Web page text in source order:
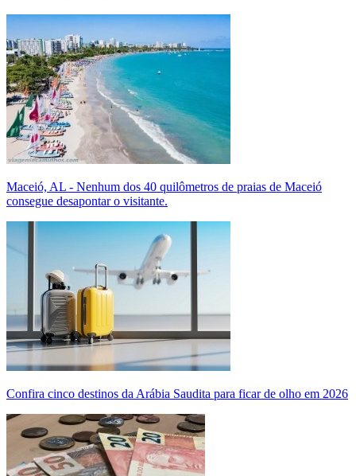
Maceió, AL - Nenhum dos 40 quilômetros de praias de Maceió
consegue desapontar o visitante.
Confira cinco destinos da Arábia Saudita para ficar de olho em 2026